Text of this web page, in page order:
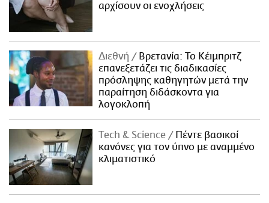
αρχίσουν οι ενοχλήσεις
Διεθνή
Βρετανία: Το Κέιμπριτζ
επανεξετάζει τις διαδικασίες
πρόσληψης καθηγητών μετά την
παραίτηση διδάσκοντα για
λογοκλοπή
Τech & Science
Πέντε βασικοί
κανόνες για τον ύπνο με αναμμένο
κλιματιστικό